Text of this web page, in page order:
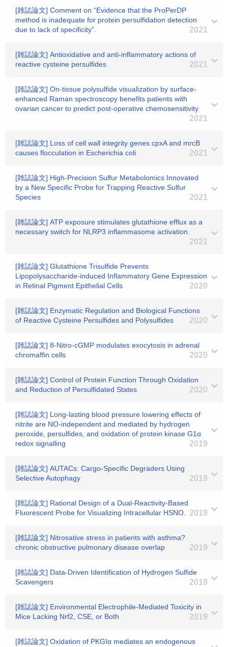
[雑誌論文] Comment on “Evidence that the ProPerDP
method is inadequate for protein persulfidation detection
due to lack of specificity”.
2021
[雑誌論文] Antioxidative and anti-inflammatory actions of
reactive cysteine persulfides
2021
[雑誌論文] On-tissue polysulfide visualization by surface-
enhanced Raman spectroscopy benefits patients with
ovarian cancer to predict post-operative chemosensitivity
2021
[雑誌論文] Loss of cell wall integrity genes cpxA and mrcB
causes flocculation in Escherichia coli
2021
[雑誌論文] High-Precision Sulfur Metabolomics Innovated
by a New Specific Probe for Trapping Reactive Sulfur
Species
2021
[雑誌論文] ATP exposure stimulates glutathione efflux as a
necessary switch for NLRP3 inflammasome activation.
2021
[雑誌論文] Glutathione Trisulfide Prevents
Lipopolysaccharide-induced Inflammatory Gene Expression
in Retinal Pigment Epithelial Cells
2020
[雑誌論文] Enzymatic Regulation and Biological Functions
of Reactive Cysteine Persulfides and Polysulfides
2020
[雑誌論文] 8-Nitro-cGMP modulates exocytosis in adrenal
chromaffin cells
2020
[雑誌論文] Control of Protein Function Through Oxidation
and Reduction of Persulfidated States
2020
[雑誌論文] Long-lasting blood pressure lowering effects of
nitrite are NO-independent and mediated by hydrogen
peroxide, persulfides, and oxidation of protein kinase G1α
redox signalling
2019
[雑誌論文] AUTACs: Cargo-Specific Degraders Using
Selective Autophagy
2019
[雑誌論文] Rational Design of a Dual-Reactivity-Based
Fluorescent Probe for Visualizing Intracellular HSNO.
2019
[雑誌論文] Nitrosative stress in patients with asthma?
chronic obstructive pulmonary disease overlap
2019
[雑誌論文] Data‐Driven Identification of Hydrogen Sulfide
Scavengers
2019
[雑誌論文] Environmental Electrophile-Mediated Toxicity in
Mice Lacking Nrf2, CSE, or Both
2019
[雑誌論文] Oxidation of PKGIα mediates an endogenous